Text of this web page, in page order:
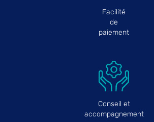
Facilité
de
paiement
Conseil et
accompagnement